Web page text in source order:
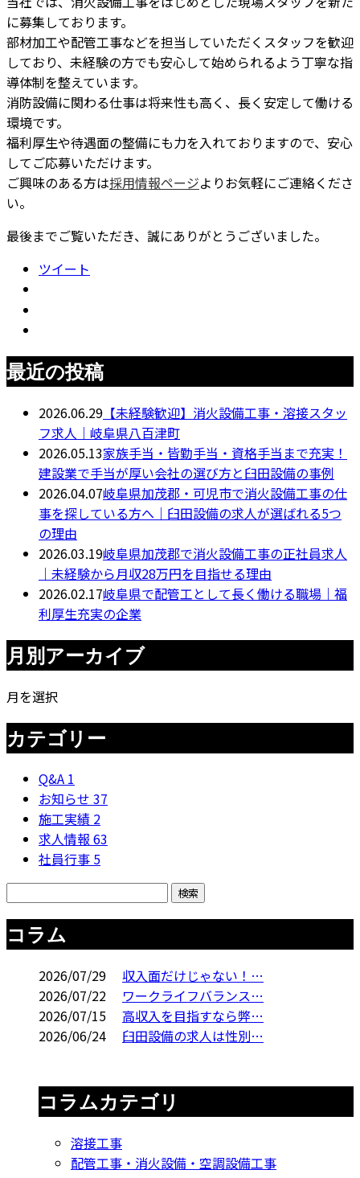
に募集しております。
部材加工や配管工事などを担当していただくスタッフを歓迎
しており、未経験の方でも安心して始められるよう丁寧な指
導体制を整えています。
消防設備に関わる仕事は将来性も高く、長く安定して働ける
環境です。
福利厚生や待遇面の整備にも力を入れておりますので、安心
してご応募いただけます。
ご興味のある方は採用情報ページよりお気軽にご連絡くださ
い。
最後までご覧いただき、誠にありがとうございました。
ツイート
最近の投稿
2026.06.29 【未経験歓迎】消火設備工事・溶接スタッ
フ求人｜岐阜県八百津町
2026.05.13家族手当・皆勤手当・資格手当まで充実！
建設業で手当が厚い会社の選び方と臼田設備の事例
2026.04.07岐阜県加茂郡・可児市で消火設備工事の仕
事を探している方へ｜臼田設備の求人が選ばれる5つ
の理由
2026.03.19岐阜県加茂郡で消火設備工事の正社員求人
｜未経験から月収28万円を目指せる理由
2026.02.17岐阜県で配管工として長く働ける職場｜福
利厚生充実の企業
月別アーカイブ
月を選択
カテゴリー
Q&A 1
お知らせ 37
施工実績 2
求人情報 63
社員行事 5
コラム
2026/07/29
収入面だけじゃない！…
2026/07/22
ワークライフバランス…
2026/07/15
高収入を目指すなら弊…
2026/06/24
臼田設備の求人は性別…
コラムカテゴリ
溶接工事
配管工事・消火設備・空調設備工事